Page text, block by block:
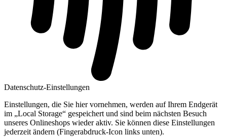
Datenschutz-Einstellungen
Einstellungen, die Sie hier vornehmen, werden auf Ihrem Endgerät
im „Local Storage“ gespeichert und sind beim nächsten Besuch
unseres Onlineshops wieder aktiv. Sie können diese Einstellungen
jederzeit ändern (Fingerabdruck-Icon links unten).